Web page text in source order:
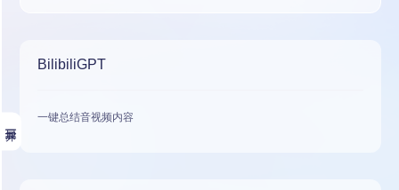
BilibiliGPT
一键总结音视频内容